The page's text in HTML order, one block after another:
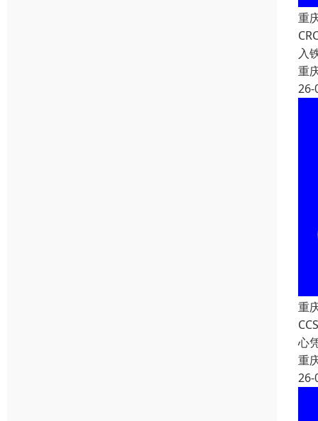
重
入
重
26-
重
心
重
26-